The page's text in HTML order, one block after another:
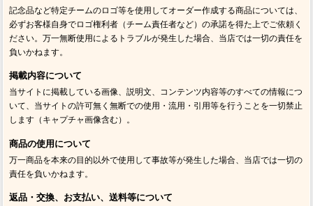
記念品など特定チームのロゴ等を使用してオーダー作成する商品については、
必ずお客様自身でロゴ権利者（チーム責任者など）の承諾を得た上でご依頼く
ださい。万一無断使用によるトラブルが発生した場合、当店では一切の責任を
負いかねます。
掲載内容について
当サイトに掲載している画像、説明文、コンテンツ内容等のすべての情報につ
いて、当サイトの許可無く無断での使用・流用・引用等を行うことを一切禁止
します（キャプチャ画像含む）。
商品の使用について
万一商品を本来の目的以外で使用して事故等が発生した場合、当店では一切の
責任を負いかねます。
返品・交換、お支払い、送料等について